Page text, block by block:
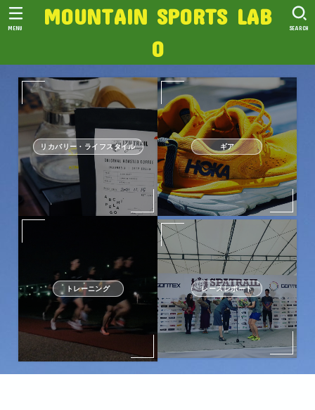
MOUNTAIN SPORTS LAB
O
SEARCH
MENU
リカバリー・ライフスタイル ギア
トレーニング レースレポート